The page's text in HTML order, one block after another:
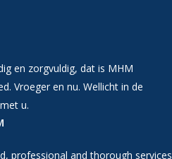
en zorgvuldig, dat is MHM
Vroeger en nu. Wellicht in de
u.
professional and thorough services